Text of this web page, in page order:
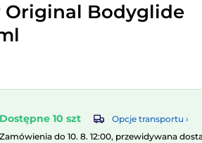
Original Bodyglide
Dostępne 10 szt
Opcje transportu ›
Zamówienia do 10. 8. 12:00, przewidywana